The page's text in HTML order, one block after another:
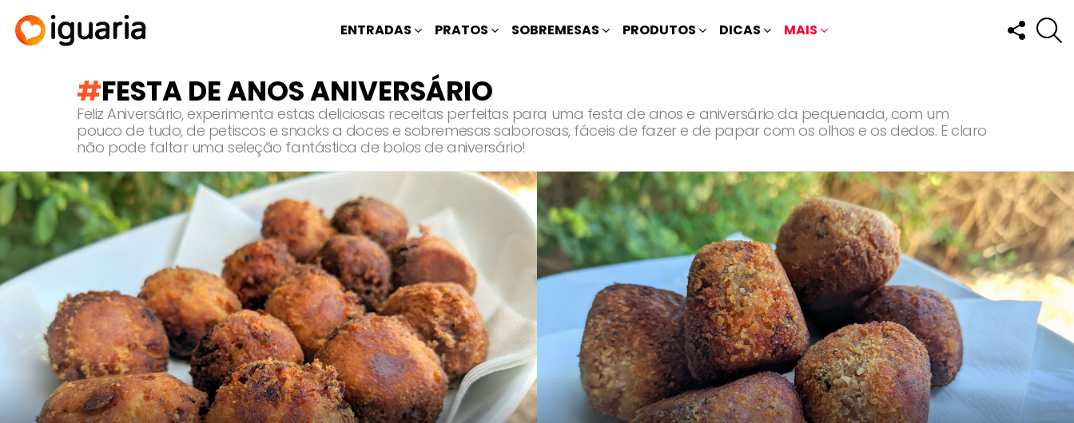
ENTRADAS PRATOS SOBREMESAS PRODUTOS DICAS MAIS
FOLLOW
US
FESTA DE ANOS ANIVERSÁRIO
Feliz Aniversário, experimenta estas deliciosas receitas perfeitas para uma festa de anos e aniversário da pequenada, com um
pouco de tudo, de petiscos e snacks a doces e sobremesas saborosas, fáceis de fazer e de papar com os olhos e os dedos. E claro
não pode faltar uma seleção fantástica de bolos de aniversário!
RECOMENDADOS